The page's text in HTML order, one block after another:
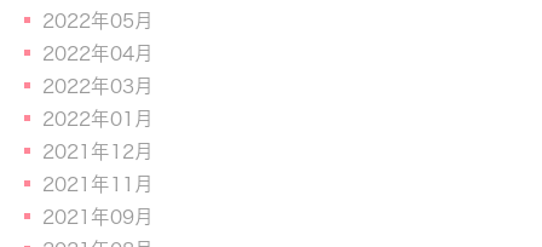
2022年05月
2022年04月
2022年03月
2022年01月
2021年12月
2021年11月
2021年09月